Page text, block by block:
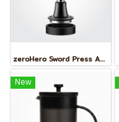
zeroHero Sword Press Adjust tamper แทมเปอร์สปริง 58.5 mm. ปรับแรงแทมป์ได้
New